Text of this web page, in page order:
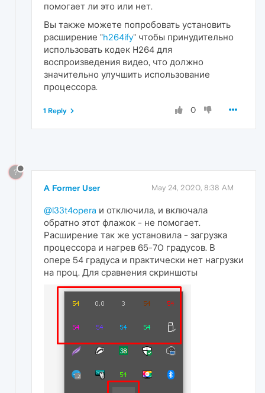
помогает ли это или нет.
Вы также можете попробовать установить
расширение "h264ify" чтобы принудительно
использовать кодек H264 для
воспроизведения видео, что должно
значительно улучшить использование
процессора.
0
1 Reply
?
A Former User May 24, 2020, 8:38 AM
@l33t4opera и отключила, и включала
обратно этот флажок - не помогает.
Расширение так же установила - загрузка
процессора и нагрев 65-70 градусов. В
опере 54 градуса и практически нет нагрузки
на проц. Для сравнения скриншоты